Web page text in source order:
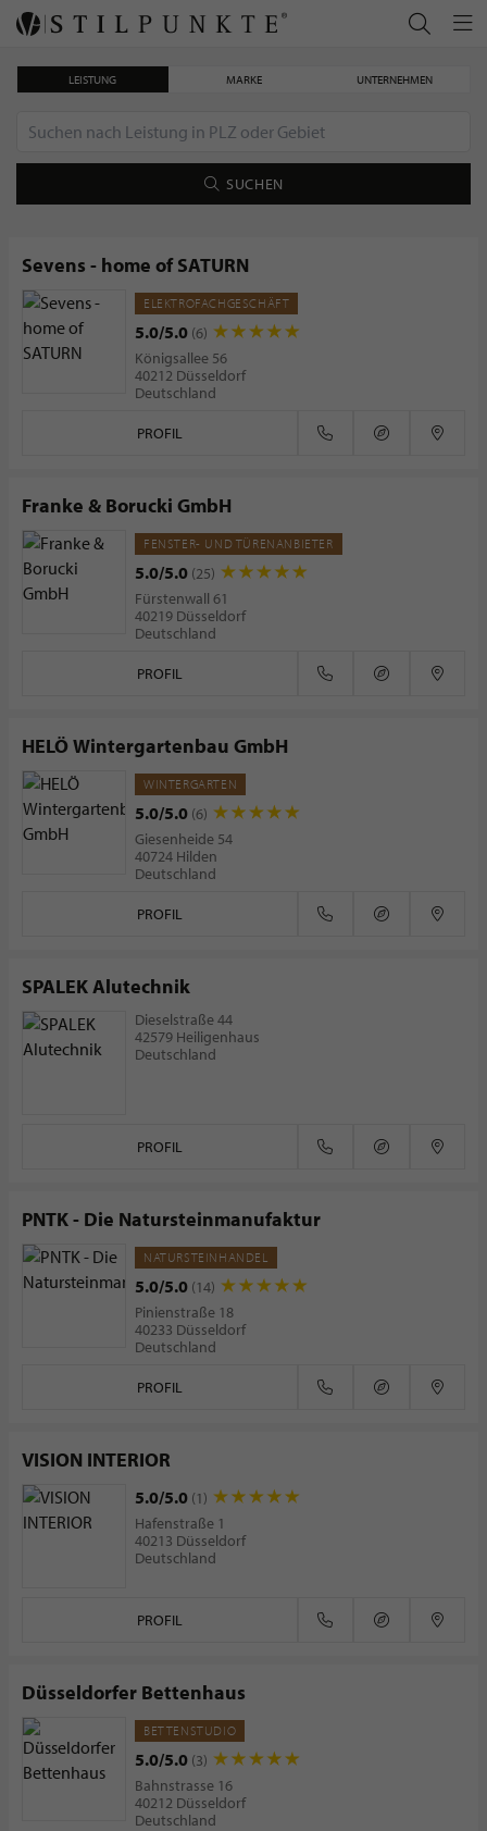
Christofle - feinste Silberware
LEISTUNG MARKE UNTERNEHMEN
SUCHEN
Sevens - home of SATURN
ELEKTROFACHGESCHÄFT
5.0/5.0 (6)
Königsallee 56
40212 Düsseldorf
Deutschland
PROFIL
Franke & Borucki GmbH
FENSTER- UND TÜRENANBIETER
5.0/5.0 (25)
Fürstenwall 61
40219 Düsseldorf
Deutschland
PROFIL
HELÖ Wintergartenbau GmbH
WINTERGARTEN
5.0/5.0 (6)
Giesenheide 54
40724 Hilden
Deutschland
PROFIL
SPALEK Alutechnik
Dieselstraße 44
42579 Heiligenhaus
Deutschland
PROFIL
PNTK - Die Natursteinmanufaktur
NATURSTEINHANDEL
5.0/5.0 (14)
Pinienstraße 18
40233 Düsseldorf
Deutschland
PROFIL
VISION INTERIOR
5.0/5.0 (1)
Hafenstraße 1
40213 Düsseldorf
Deutschland
PROFIL
Düsseldorfer Bettenhaus
BETTENSTUDIO
5.0/5.0 (3)
Bahnstrasse 16
40212 Düsseldorf
Deutschland